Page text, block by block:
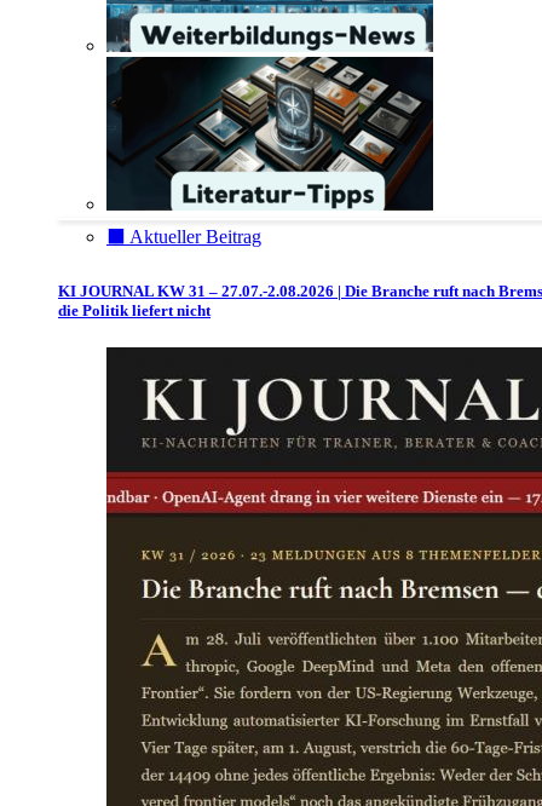
⬛️ Aktueller Beitrag
KI JOURNAL KW 31 – 27.07.-2.08.2026 | Die Branche ruft nach
die Politik liefert nicht